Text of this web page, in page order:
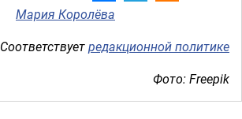
Мария Королёва
Соответствуетредакционной политике
Фото: Freepik